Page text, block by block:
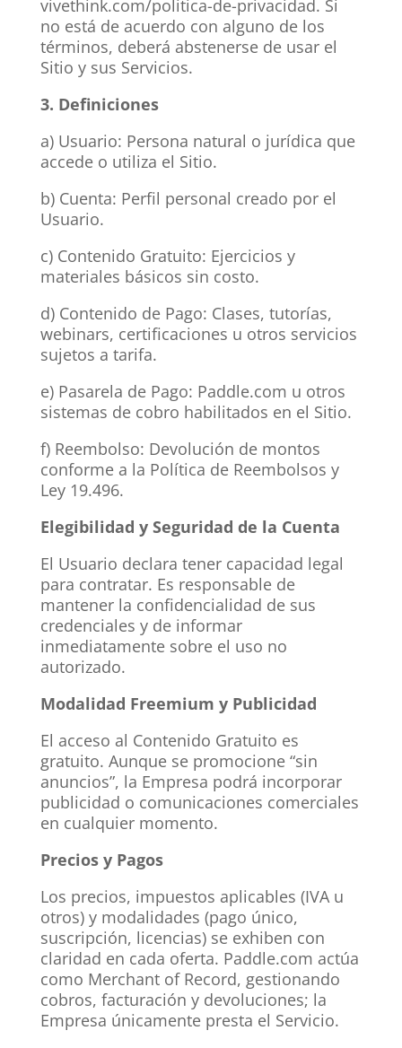
vivethink.com/politica-de-privacidad. Si
no está de acuerdo con alguno de los
términos, deberá abstenerse de usar el
Sitio y sus Servicios.
3. Definiciones
a) Usuario: Persona natural o jurídica que
accede o utiliza el Sitio.
b) Cuenta: Perfil personal creado por el
Usuario.
c) Contenido Gratuito: Ejercicios y
materiales básicos sin costo.
d) Contenido de Pago: Clases, tutorías,
webinars, certificaciones u otros servicios
sujetos a tarifa.
e) Pasarela de Pago: Paddle.com u otros
sistemas de cobro habilitados en el Sitio.
f) Reembolso: Devolución de montos
conforme a la Política de Reembolsos y
Ley 19.496.
Elegibilidad y Seguridad de la Cuenta
El Usuario declara tener capacidad legal
para contratar. Es responsable de
mantener la confidencialidad de sus
credenciales y de informar
inmediatamente sobre el uso no
autorizado.
Modalidad Freemium y Publicidad
El acceso al Contenido Gratuito es
gratuito. Aunque se promocione “sin
anuncios”, la Empresa podrá incorporar
publicidad o comunicaciones comerciales
en cualquier momento.
Precios y Pagos
Los precios, impuestos aplicables (IVA u
otros) y modalidades (pago único,
suscripción, licencias) se exhiben con
claridad en cada oferta. Paddle.com actúa
como Merchant of Record, gestionando
cobros, facturación y devoluciones; la
Empresa únicamente presta el Servicio.